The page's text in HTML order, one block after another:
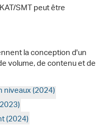
SMT peut être
la conception d'un
volume, de contenu et de
(2024)
(2024)